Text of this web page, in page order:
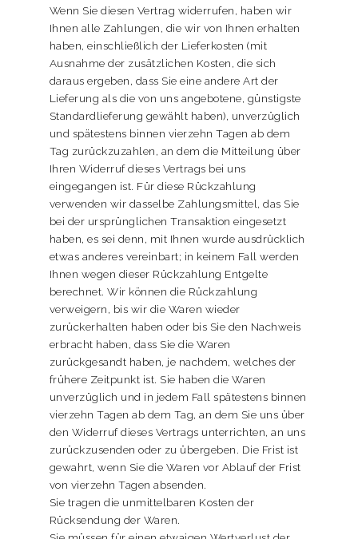
Wenn Sie diesen Vertrag widerrufen, haben wir
Ihnen alle Zahlungen, die wir von Ihnen erhalten
haben, einschließlich der Lieferkosten (mit
Ausnahme der zusätzlichen Kosten, die sich
daraus ergeben, dass Sie eine andere Art der
Lieferung als die von uns angebotene, günstigste
Standardlieferung gewählt haben), unverzüglich
und spätestens binnen vierzehn Tagen ab dem
Tag zurückzuzahlen, an dem die Mitteilung über
Ihren Widerruf dieses Vertrags bei uns
eingegangen ist. Für diese Rückzahlung
verwenden wir dasselbe Zahlungsmittel, das Sie
bei der ursprünglichen Transaktion eingesetzt
haben, es sei denn, mit Ihnen wurde ausdrücklich
etwas anderes vereinbart; in keinem Fall werden
Ihnen wegen dieser Rückzahlung Entgelte
berechnet. Wir können die Rückzahlung
verweigern, bis wir die Waren wieder
zurückerhalten haben oder bis Sie den Nachweis
erbracht haben, dass Sie die Waren
zurückgesandt haben, je nachdem, welches der
frühere Zeitpunkt ist. Sie haben die Waren
unverzüglich und in jedem Fall spätestens binnen
vierzehn Tagen ab dem Tag, an dem Sie uns über
den Widerruf dieses Vertrags unterrichten, an uns
zurückzusenden oder zu übergeben. Die Frist ist
gewahrt, wenn Sie die Waren vor Ablauf der Frist
von vierzehn Tagen absenden.
Sie tragen die unmittelbaren Kosten der
Rücksendung der Waren.